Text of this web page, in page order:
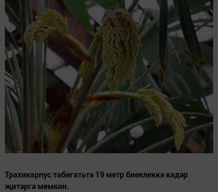
Трахикарпус табигатьтә 19 метр биеклеккә кадәр
җитәргә мөмкин.